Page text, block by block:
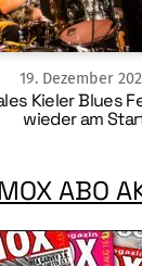
19. Dezember
Kieler Blues
wieder am
ABO